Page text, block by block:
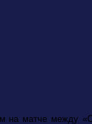
на матче между